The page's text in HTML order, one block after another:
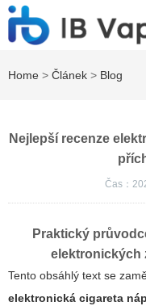
Home > Článek > Blog
Nejlepší recenze
Čas：
Praktický
elektronických
Tento obsáhlý text se
elektronická cigareta